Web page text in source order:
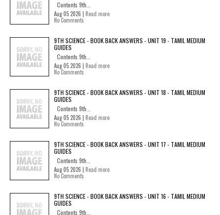
Contents 9th...
Aug 05 2026 | Read more
No Comments
9TH SCIENCE - BOOK BACK ANSWERS - UNIT 19 - TAMIL MEDIUM
GUIDES
Contents 9th...
Aug 05 2026 | Read more
No Comments
9TH SCIENCE - BOOK BACK ANSWERS - UNIT 18 - TAMIL MEDIUM
GUIDES
Contents 9th...
Aug 05 2026 | Read more
No Comments
9TH SCIENCE - BOOK BACK ANSWERS - UNIT 17 - TAMIL MEDIUM
GUIDES
Contents 9th...
Aug 05 2026 | Read more
No Comments
9TH SCIENCE - BOOK BACK ANSWERS - UNIT 16 - TAMIL MEDIUM
GUIDES
Contents 9th...